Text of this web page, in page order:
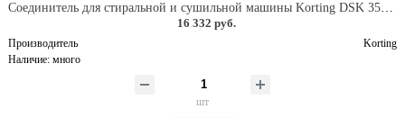
Соединитель для стиральной и сушильной машины Korting DSK 350 An
16 332 руб.
Производитель
Korting
Наличие: много
шт